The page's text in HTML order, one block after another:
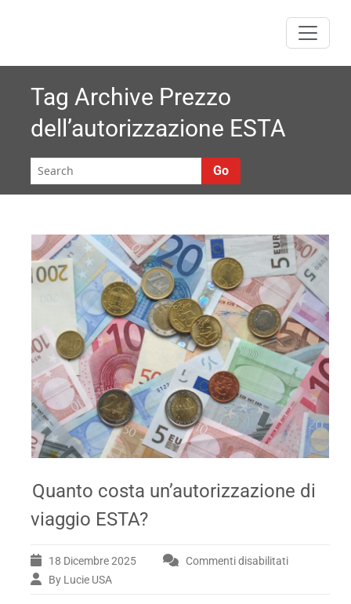
Tag Archive Prezzo
dell’autorizzazione ESTA
Go
Quanto costa un’autorizzazione di
viaggio ESTA?
18 Dicembre 2025 Commenti disabilitatisu
By Lucie USA